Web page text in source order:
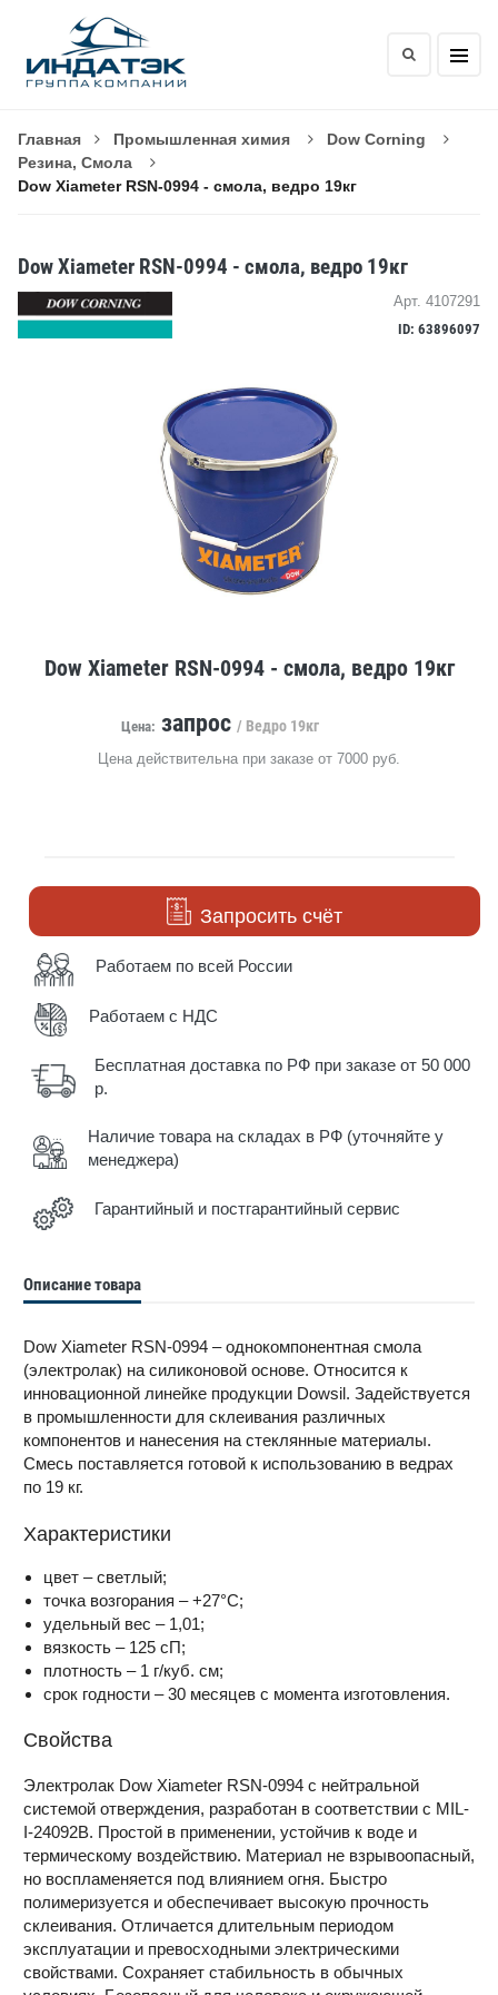
Главная Промышленная химия
Dow Corning
Резина, Смола
Dow Xiameter RSN-0994 - смола, ведро 19кг
Dow Xiameter RSN-0994 - смола, ведро 19кг
Арт. 4107291
ID: 63896097
Dow Xiameter RSN-0994 - смола, ведро 19кг
Цена: запрос / Ведро 19кг
Цена действительна при заказе от 7000 руб.
Запросить счёт
Работаем по всей России
Работаем с НДС
Бесплатная доставка по РФ при заказе от 50 000
р.
Наличие товара на складах в РФ (уточняйте у
менеджера)
Гарантийный и постгарантийный сервис
Описание товара
Dow Xiameter RSN-0994 – однокомпонентная смола
(электролак) на силиконовой основе. Относится к
инновационной линейке продукции Dowsil. Задействуется
в промышленности для склеивания различных
компонентов и нанесения на стеклянные материалы.
Смесь поставляется готовой к использованию в ведрах
по 19 кг.
Характеристики
цвет – светлый;
точка возгорания – +27°С;
удельный вес – 1,01;
вязкость – 125 сП;
плотность – 1 г/куб. см;
срок годности – 30 месяцев с момента изготовления.
Свойства
Электролак Dow Xiameter RSN-0994 с нейтральной
системой отверждения, разработан в соответствии с MIL-
I-24092B. Простой в применении, устойчив к воде и
термическому воздействию. Материал не взрывоопасный,
но воспламеняется под влиянием огня. Быстро
полимеризуется и обеспечивает высокую прочность
склеивания. Отличается длительным периодом
эксплуатации и превосходными электрическими
свойствами. Сохраняет стабильность в обычных